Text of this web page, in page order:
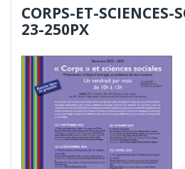
CORPS-ET-SCIENCES-
23-250PX